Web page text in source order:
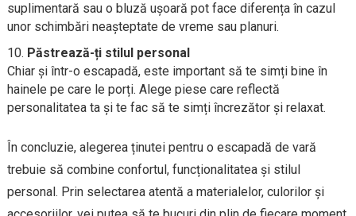
suplimentară sau o bluză ușoară pot face diferența în cazul
unor schimbări neașteptate de vreme sau planuri.
Păstrează-ți stilul personal
Chiar și într-o escapadă, este important să te simți bine în
hainele pe care le porți. Alege piese care reflectă
personalitatea ta și te fac să te simți încrezător și relaxat.
În concluzie, alegerea ținutei pentru o escapadă de vară
trebuie să combine confortul, funcționalitatea și stilul
personal. Prin selectarea atentă a materialelor, culorilor și